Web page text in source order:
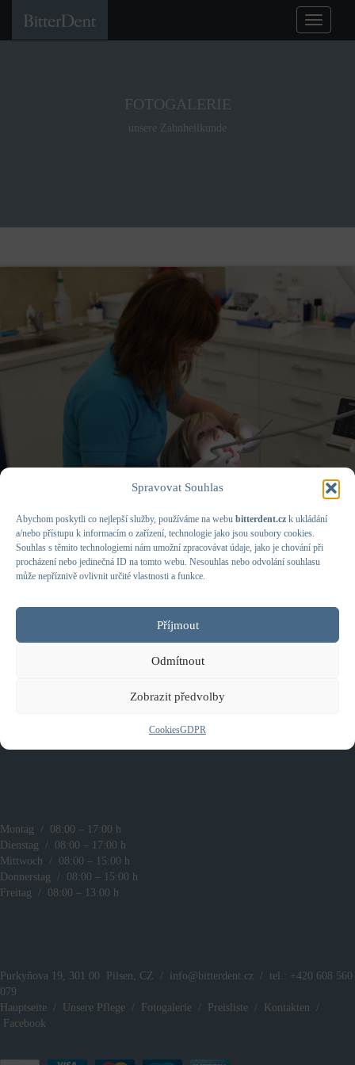
Spravovat Souhlas
Abychom poskytli co nejlepší služby, používáme na webu bitterdent.cz k ukládání
a/nebo přístupu k informacím o zařízení, technologie jako jsou soubory cookies.
Souhlas s těmito technologiemi nám umožní zpracovávat údaje, jako je chování při
procházení nebo jedinečná ID na tomto webu. Nesouhlas nebo odvolání souhlasu
může nepříznivě ovlivnit určité vlastnosti a funkce.
Příjmout
Odmítnout
Zobrazit předvolby
CookiesGDPR
FOTOGALERIE
unsere Zahnheilkunde
Montag / 08:00 – 17:00 h
Dienstag / 08:00 – 17:00 h
Mittwoch / 08:00 – 15:00 h
Donnerstag / 08:00 – 15:00 h
Freitag / 08:00 – 13:00 h
Purkyňova 19, 301 00 Pilsen, CZ / info@bitterdent.cz / tel.: +420 608 560
079
Hauptseite / Unsere Pflege / Fotogalerie / Preisliste / Kontakten /
Facebook